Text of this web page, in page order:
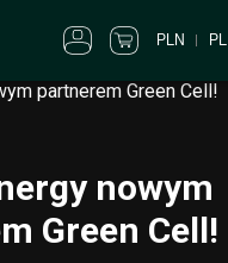
PLN PL
nowym
Green Cell!